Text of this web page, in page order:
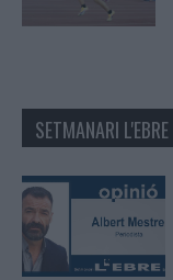
SETMANARI L'EBRE